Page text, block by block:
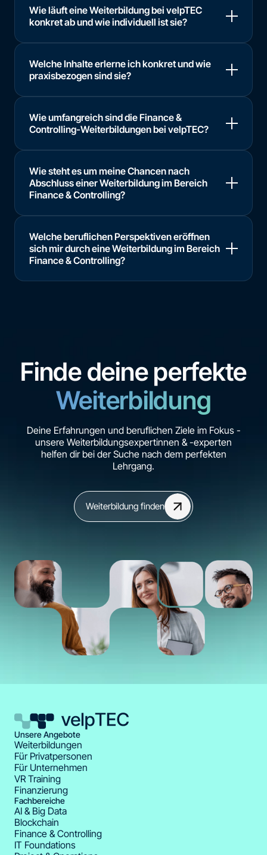
Wie läuft eine Weiterbildung bei velpTEC
konkret ab und wie individuell ist sie?
Welche Inhalte erlerne ich konkret und wie
praxisbezogen sind sie?
Wie umfangreich sind die Finance &
Controlling-Weiterbildungen bei velpTEC?
Wie steht es um meine Chancen nach
Abschluss einer Weiterbildung im Bereich
Finance & Controlling?
Welche beruflichen Perspektiven eröffnen
sich mir durch eine Weiterbildung im Bereich
Finance & Controlling?
Finde deine perfekte
Weiterbildung
Deine Erfahrungen und beruflichen Ziele im Fokus -
unsere Weiterbildungsexpertinnen & -experten
helfen dir bei der Suche nach dem perfekten
Lehrgang.
Weiterbildung finden
Unsere Angebote
Weiterbildungen
Für Privatpersonen
Für Unternehmen
VR Training
Finanzierung
Fachbereiche
AI & Big Data
Blockchain
Finance & Controlling
IT Foundations